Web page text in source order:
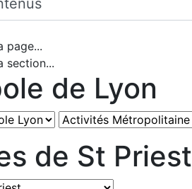
page...
section...
de Lyon
de St Priest